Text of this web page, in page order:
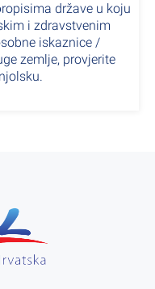
države u koju
i zdravstvenim
iskaznice /
zemlje, provjerite